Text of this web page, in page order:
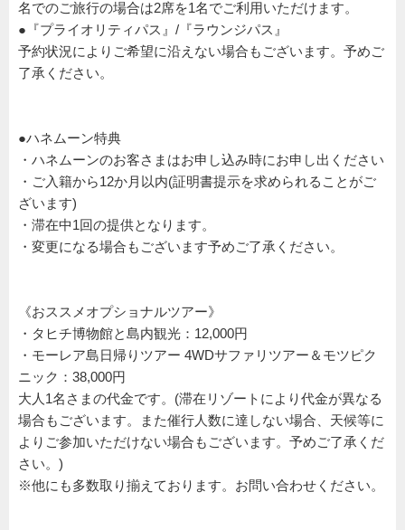
名でのご旅行の場合は2席を1名でご利用いただけます。
●『プライオリティパス』/『ラウンジパス』
予約状況によりご希望に沿えない場合もございます。予めご
了承ください。
●ハネムーン特典
・ハネムーンのお客さまはお申し込み時にお申し出ください
・ご入籍から12か月以内(証明書提示を求められることがご
ざいます)
・滞在中1回の提供となります。
・変更になる場合もございます予めご了承ください。
《おススメオプショナルツアー》
・タヒチ博物館と島内観光：12,000円
・モーレア島日帰りツアー 4WDサファリツアー＆モツピク
ニック：38,000円
大人1名さまの代金です。(滞在リゾートにより代金が異なる
場合もございます。また催行人数に達しない場合、天候等に
よりご参加いただけない場合もございます。予めご了承くだ
さい。)
※他にも多数取り揃えております。お問い合わせください。